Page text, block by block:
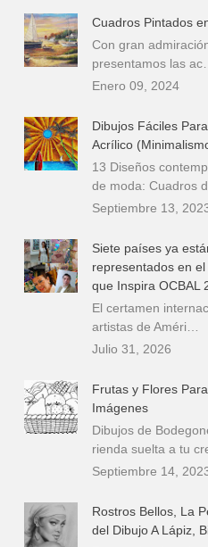
Cuadros Pintados
Con gran
presentamos las ac…
Enero 09, 2024
Dibujos Fáciles
Acrílico
13 Diseños
de moda: Cuadros
Septiembre 13,
Siete países ya
representados en el
que Inspira OCBAL
El certamen
artistas de Améri…
Julio 31, 2026
Frutas y Flores
Imágenes
Dibujos de
rienda suelta a tu
Septiembre 14,
Rostros Bellos, La
del Dibujo A Lápiz,